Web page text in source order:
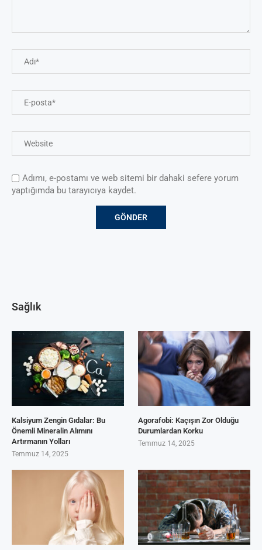
Adımı, e-postamı ve web sitemi bir dahaki sefere yorum
yaptığımda bu tarayıcıya kaydet.
Sağlık
Kalsiyum Zengin Gıdalar: Bu
Önemli Mineralin Alımını
Artırmanın Yolları
Temmuz 14, 2025
Agorafobi: Kaçışın Zor Olduğu
Durumlardan Korku
Temmuz 14, 2025